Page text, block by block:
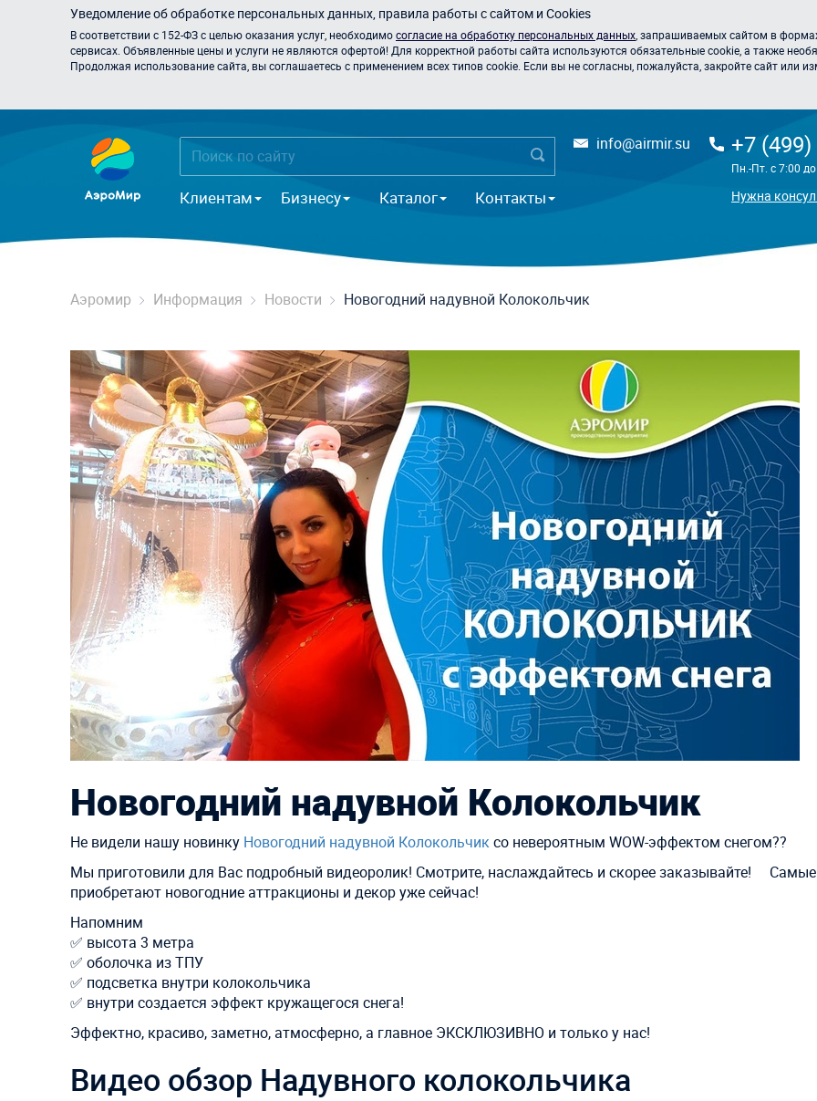
Уведомление об обработке персональных данных, правила работы с сайтом и Cookies
В соответствии с 152-ФЗ с целью оказания услуг, необходимосогласие на обработку персональных данных , запрашиваемых сайтом в
сервисах. Объявленные цены и услуги не являются офертой! Для корректной работы сайта используются обязательные cookie, а также
Продолжая использование сайта, вы соглашаетесь с применением всех типов cookie. Если вы не согласны, пожалуйста, закройте сайт или
Клиентам Бизнесу Каталог Контакты
info@airmir.su +7 (499)
Пн.-Пт. с 7:00
Нужна
Аэромир Информация Новости Новогодний надувной Колокольчик
Новогодний надувной Колокольчик
Не видели нашу новинку Новогодний надувной Колокольчиксо невероятным WOW-эффектом снегом?? ⠀
Мы приготовили для Вас подробный видеоролик! Смотрите, наслаждайтесь и скорее заказывайте! ⠀
приобретают новогодние аттракционы и декор уже сейчас! ⠀
Напомним
✅ высота 3 метра
✅ оболочка из ТПУ
✅ подсветка внутри колокольчика
✅ внутри создается эффект кружащегося снега!
Эффектно, красиво, заметно, атмосферно, а главное ЭКСКЛЮЗИВНО и только у нас!
Видео обзор Надувного колокольчика